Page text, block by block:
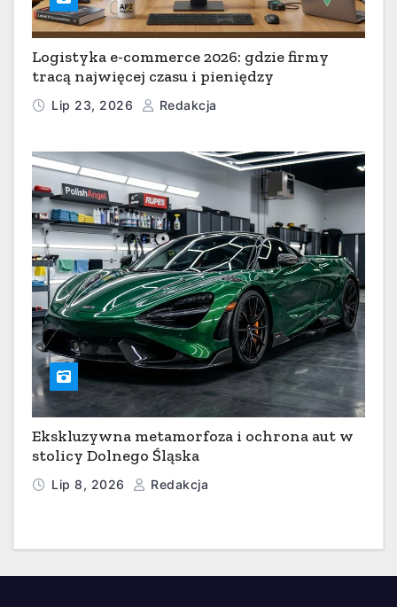
Logistyka e-commerce 2026: gdzie firmy
tracą najwięcej czasu i pieniędzy
Lip 23, 2026 Redakcja
Ekskluzywna metamorfoza i ochrona aut w
stolicy Dolnego Śląska
Lip 8, 2026 Redakcja